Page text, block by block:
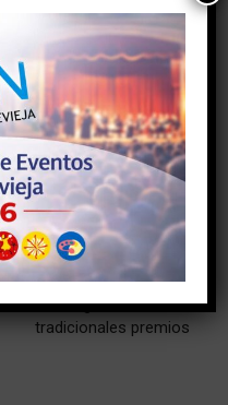
#torrevieja
Pinterest
Artículo siguiente
La prensa de Torrevieja
entregó anoche sus
tradicionales premios